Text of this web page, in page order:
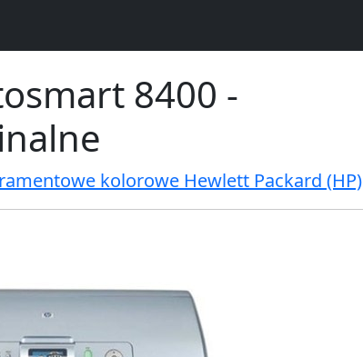
8400 -
kolorowe Hewlett Packard (HP)